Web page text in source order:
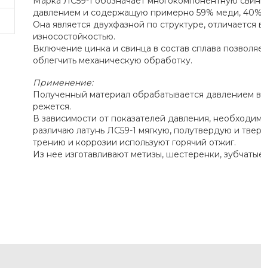
давлением и содержащую примерно 59% меди, 40%
Она является двухфазной по структуре,
износостойкостью.
Включение цинка и свинца в состав сплава
облегчить механическую обработку.
Применение:
Полученный материал обрабатывается давлением
режется.
В зависимости от показателей давления,
различаю латунь ЛС59-1 мягкую, полутвердую и
трению и коррозии используют горячий отжиг.
Из нее изготавливают метизы, шестеренки,